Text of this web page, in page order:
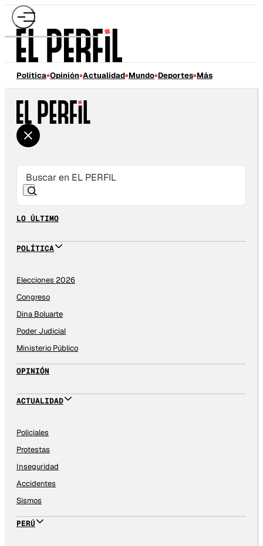
Política Opinión Actualidad Mundo Deportes Más
LO ÚLTIMO
POLÍTICA
Elecciones 2026
Congreso
Dina Boluarte
Poder Judicial
Ministerio Público
OPINIÓN
ACTUALIDAD
Policiales
Protestas
Inseguridad
Accidentes
Sismos
PERÚ